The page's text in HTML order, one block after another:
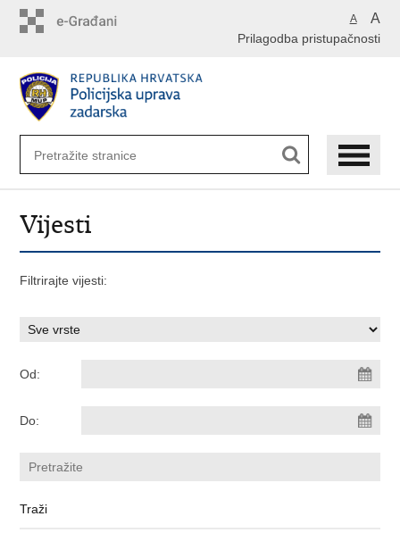
A A
Prilagodba pristupačnosti
Vijesti
Filtrirajte vijesti:
Od:
Do: